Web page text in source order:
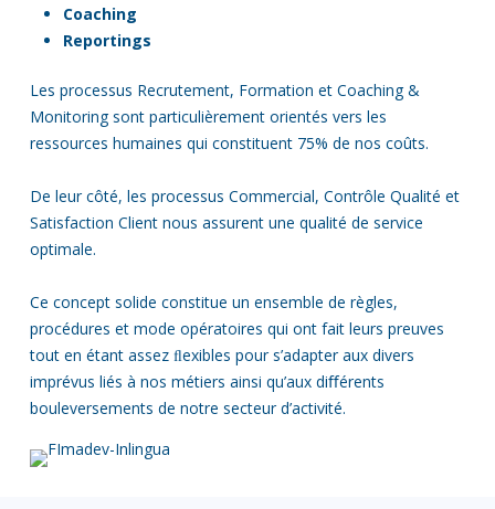
Coaching
Reportings
Les processus Recrutement, Formation et Coaching &
Monitoring sont particulièrement orientés vers les
ressources humaines qui constituent 75% de nos coûts.
De leur côté, les processus Commercial, Contrôle Qualité et
Satisfaction Client nous assurent une qualité de service
optimale.
Ce concept solide constitue un ensemble de règles,
procédures et mode opératoires qui ont fait leurs preuves
tout en étant assez ﬂexibles pour s’adapter aux divers
imprévus liés à nos métiers ainsi qu’aux diﬀérents
bouleversements de notre secteur d’activité.